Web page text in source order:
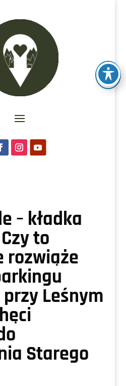
– kładka
to
rozwiąże
Leśnym
Starego